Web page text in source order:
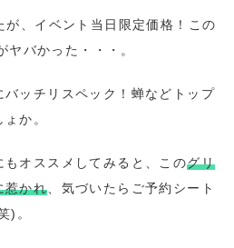
が、イベント当日限定価格！この
バかった・・・。
ッチリスペック！蝉などトップ
か。
もオススメしてみると、このグリ
惹かれ 、気づいたらご予約シート
)。